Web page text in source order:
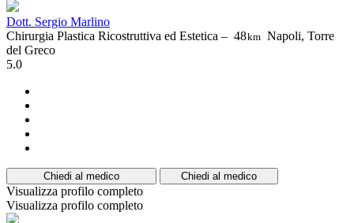
Dott. Sergio Marlino
Chirurgia Plastica Ricostruttiva ed Estetica – 48km Napoli, Torre
del Greco
5.0
Chiedi al medico Chiedi al medico
Visualizza profilo completo
Visualizza profilo completo